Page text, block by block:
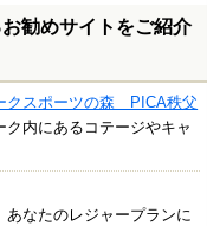
勧めサイトをご紹介
クスポーツの森 PICA秩父
内にあるコテージやキャ
なたのレジャープランに